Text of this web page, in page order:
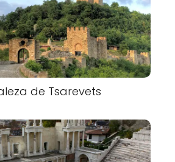
de Tsarevets